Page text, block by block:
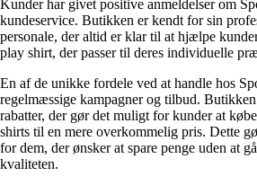
Kunder har givet positive anmeldelser om
kundeservice. Butikken er kendt for sin
personale, der altid er klar til at hjælpe
play shirt, der passer til deres individuelle
En af de unikke fordele ved at handle hos
regelmæssige kampagner og tilbud.
rabatter, der gør det muligt for kunder at
shirts til en mere overkommelig pris. Dette
for dem, der ønsker at spare penge uden at
kvaliteten.